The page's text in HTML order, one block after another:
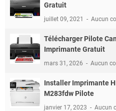
Gratuit
juillet 09, 2021 Aucun
Télécharger Pilote
Imprimante Gratuit
mars 31, 2026 Aucun
Installer Imprimante
M283fdw Pilote
janvier 17, 2023 Aucun